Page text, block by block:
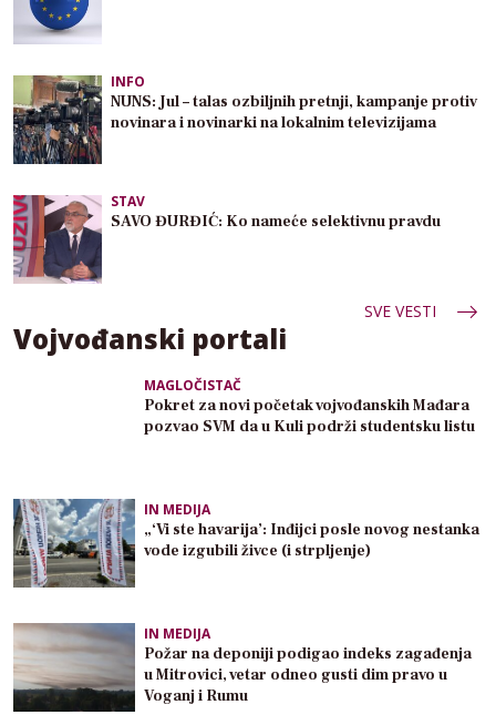
INFO
NUNS: Jul – talas ozbiljnih pretnji, kampanje protiv
novinara i novinarki na lokalnim televizijama
STAV
SAVO ĐURĐIĆ: Ko nameće selektivnu pravdu
SVE VESTI
Vojvođanski portali
MAGLOČISTAČ
Pokret za novi početak vojvođanskih Mađara
pozvao SVM da u Kuli podrži studentsku listu
IN MEDIJA
„‘Vi ste havarija’: Inđijci posle novog nestanka
vode izgubili živce (i strpljenje)
IN MEDIJA
Požar na deponiji podigao indeks zagađenja
u Mitrovici, vetar odneo gusti dim pravo u
Voganj i Rumu